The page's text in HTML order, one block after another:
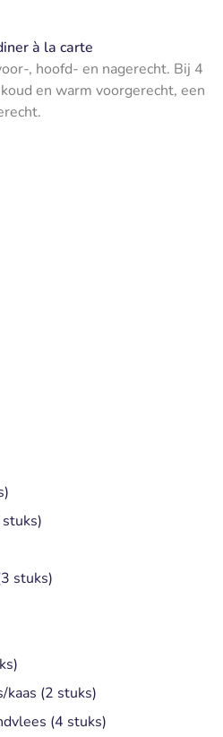
à la carte
, hoofd- en nagerecht. Bij 4
en warm voorgerecht, een
stuks)
kaas (2 stuks)
(4 stuks)